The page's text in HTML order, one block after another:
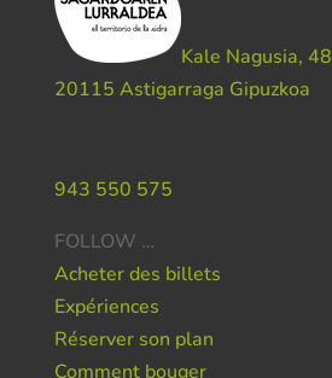
Kale Nagusia, 48
20115 Astigarraga Gipuzkoa
943 550 575
FOLLOW …
Acheter des billets
Expériences
Réserver son plan
Comment bouger